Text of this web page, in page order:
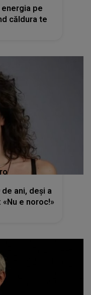
pe
căldura te
ani, deși a
e noroc!»